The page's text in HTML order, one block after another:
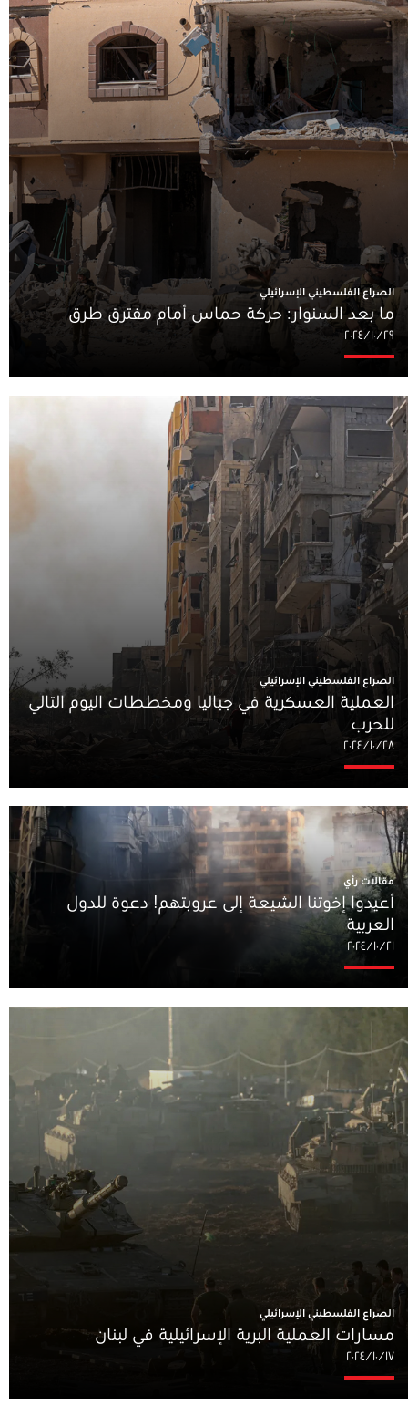
الصراع الفلسطيني الإسرائيلي
ما بعد السنوار: حركة حماس أمام مفترق طرق
٢٩‏/١٠‏/٢٠٢٤
الصراع الفلسطيني الإسرائيلي
العملية العسكرية في جباليا ومخططات اليوم التالي
للحرب
٢٨‏/١٠‏/٢٠٢٤
مقالات رأي
أعيدوا إخوتنا الشيعة إلى عروبتهم! دعوة للدول
العربية
٢١‏/١٠‏/٢٠٢٤
الصراع الفلسطيني الإسرائيلي
مسارات العملية البرية الإسرائيلية في لبنان
١٧‏/١٠‏/٢٠٢٤